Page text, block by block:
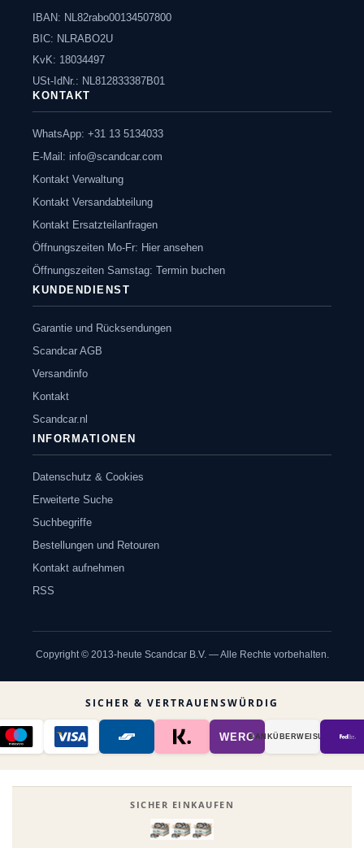
IBAN: NL82rabo00134507800
BIC: NLRABO2U
KvK: 18034497
USt-IdNr.: NL812833387B01
KONTAKT
WhatsApp: +31 13 5134033
E-Mail: info@scandcar.com
Kontakt Verwaltung
Kontakt Versandabteilung
Kontakt Ersatzteilanfragen
Öffnungszeiten Mo-Fr: Hier ansehen
Öffnungszeiten Samstag: Termin buchen
KUNDENDIENST
Garantie und Rücksendungen
Scandcar AGB
Versandinfo
Kontakt
Scandcar.nl
INFORMATIONEN
Datenschutz & Cookies
Erweiterte Suche
Suchbegriffe
Bestellungen und Retouren
Kontakt aufnehmen
RSS
Copyright © 2013-heute Scandcar B.V. — Alle Rechte vorbehalten.
SICHER & VERTRAUENSWÜRDIG
WEROBANK­ÜBER­WEISUNG
SICHER EINKAUFEN